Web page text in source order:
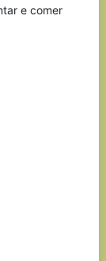
e comer